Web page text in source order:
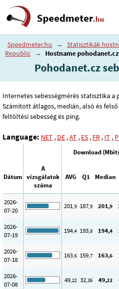
Speedmeter.hu
Speedmeter.hu → Statisztikák
Republic → Hostname pohodanet.cz
Pohodanet.cz
Internetes sebességmérés statisztika
Számított átlagos, medián, alsó és
feltöltési sebesség és ping.
Language: NET , DE ,AT , ES , FR , IT ,
Download
Dátum
A
vizsgálatok
száma
AVG Q1 Median
2026-
07-20
201,9 187,9 201,9
2026-
07-19
194,4 193,8 194,4
2026-
07-18
163,6 159,7 163,6
2026-
07-08
49,22 32,35 49,22